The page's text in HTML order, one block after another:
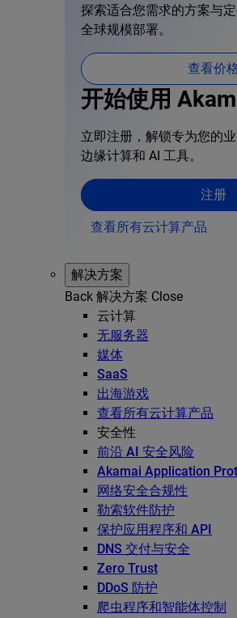
探索适合您需求的方案与
全球规模部署。
查看价
开始使用
立即注册，解锁专为您的业
边缘计算和 AI 工具。
注册
查看所有云计算产品
解决方案
Back 解决方案 Close
云计算
无服务器
媒体
SaaS
出海游戏
查看所有云计算产品
安全性
前沿 AI 安全风险
Akamai Application
网络安全合规性
勒索软件防护
保护应用程序和 API
DNS 交付与安全
Zero Trust
DDoS 防护
爬虫程序和智能体控制